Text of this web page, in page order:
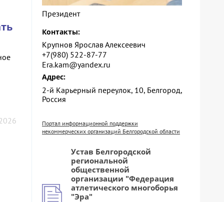
Президент
Контакты:
Крупнов Ярослав Алексеевич
+7(980) 522-87-77
Era.kam@yandex.ru
Адрес:
2-й Карьерный переулок, 10, Белгород,
Россия
Портал информационной поддержки
некоммерческих организаций Белгородской области
Устав Белгородской
региональной
общественной
организации "Федерация
атлетического многоборья
"Эра"